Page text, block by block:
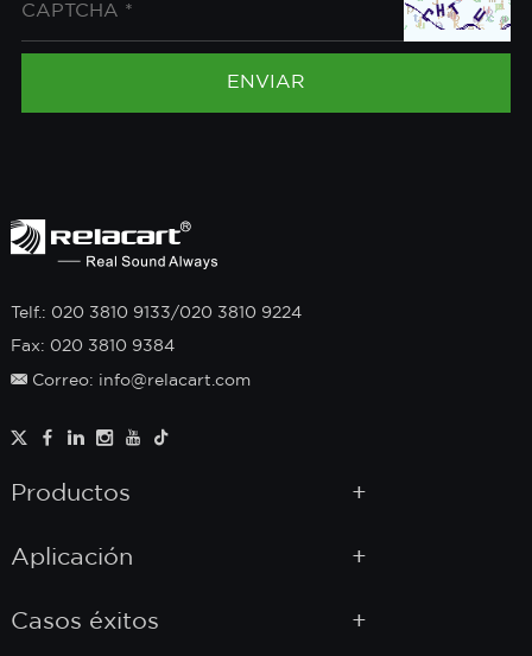
Telf.: 020 3810 9133/020 3810 9224
Fax: 020 3810 9384
Correo: info@relacart.com
Productos
Aplicación
Casos éxitos